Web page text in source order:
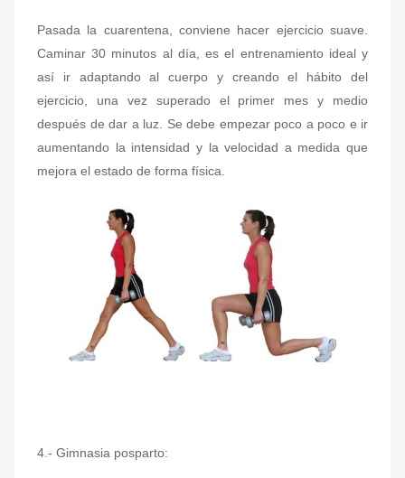
Pasada la cuarentena, conviene hacer ejercicio suave.
Caminar 30 minutos al día, es el entrenamiento ideal y
así ir adaptando al cuerpo y creando el hábito del
ejercicio, una vez superado el primer mes y medio
después de dar a luz. Se debe empezar poco a poco e ir
aumentando la intensidad y la velocidad a medida que
mejora el estado de forma física.
4.- Gimnasia posparto: